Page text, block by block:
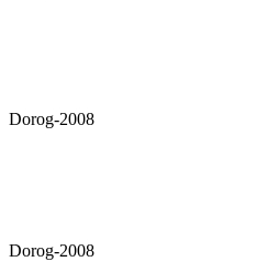
Dorog-2008
Dorog-2008